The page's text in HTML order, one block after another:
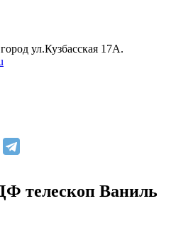
ул.Кузбасская 17А.
телескоп Ваниль